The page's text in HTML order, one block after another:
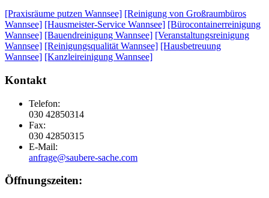
[Praxisräume putzen Wannsee] [Reinigung von Großraumbüros
Wannsee] [Hausmeister-Service Wannsee] [Bürocontainerreinigung
Wannsee] [Bauendreinigung Wannsee] [Veranstaltungsreinigung
Wannsee] [Reinigungsqualität Wannsee] [Hausbetreuung
Wannsee] [Kanzleireinigung Wannsee]
Kontakt
Telefon:
030 42850314
Fax:
030 42850315
E-Mail:
anfrage@saubere-sache.com
Öffnungszeiten: